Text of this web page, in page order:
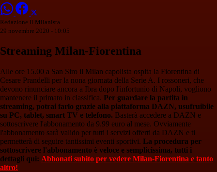
Redazione Il Milanista
29 novembre 2020 - 10:05
Streaming Milan-Fiorentina
Alle ore 15.00 a San Siro il Milan capolista ospita la Fiorentina di
Cesare Prandelli per la nona giornata della Serie A. I rossoneri, che
devono rinunciare ancora a Ibra dopo l'infortunio di Napoli, vogliono
mantenere il primato in classifica. Per guardare la partita in
streaming, potrai farlo grazie alla piattaforma DAZN, usufruibile
su PC, tablet, smart TV e telefono. Basterà accedere a DAZN e
sottoscrivere l'abbonamento da 9.99 euro al mese. Ovviamente
l'abbonamento sarà valido per tutti i servizi offerti da DAZN e ti
permetterà di seguire tantissimi eventi sportivi. La procedura per
sottoscrivere l'abbonamento è veloce e semplicissima, tutti i
dettagli qui: Abbonati subito per vedere Milan-Fiorentina e tanto
altro!